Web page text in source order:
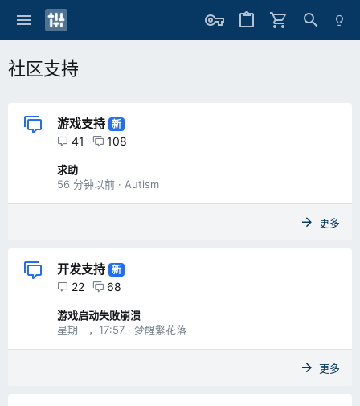
社区支持
游戏支持 新
41 108
更多
求助
56 分钟以前
Autism
开发支持 新
22 68
更多
游戏启动失败崩溃
星期三，17:57
梦醒繁花落